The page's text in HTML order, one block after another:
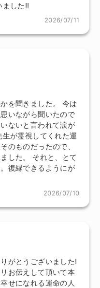
ました!!
2026/07/11
を聞きました。 今は
いながら聞いたので
ないと言われて涙が
が霊視してくれた運
のものだったので、
した。 それと、とて
復縁できるようにが
2026/07/10
がとうございました!
お伝えして頂いて本
せになれる運命の人